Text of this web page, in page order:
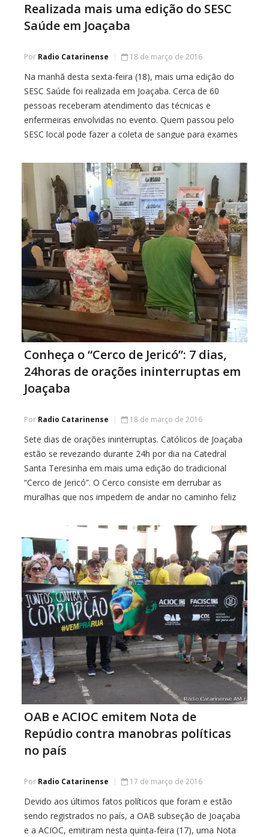
Realizada mais uma edição do SESC
Saúde em Joaçaba
Por Radio Catarinense 18 de março de 2016
Na manhã desta sexta-feira (18), mais uma edição do
SESC Saúde foi realizada em Joaçaba. Cerca de 60
pessoas receberam atendimento das técnicas e
enfermeiras envolvidas no evento. Quem passou pelo
SESC local pode fazer a coleta de sangue para exames
retirar as medidas para a […]
Conheça o “Cerco de Jericó”: 7 dias,
24horas de orações ininterruptas em
Joaçaba
Por Radio Catarinense 18 de março de 2016
Sete dias de orações ininterruptas. Católicos de Joaçaba
estão se revezando durante 24h por dia na Catedral
Santa Teresinha em mais uma edição do tradicional
“Cerco de Jericó”. O Cerco consiste em derrubar as
muralhas que nos impedem de andar no caminho feliz
e movimentos estão se revezando […]
OAB e ACIOC emitem Nota de
Repúdio contra manobras políticas
no país
Por Radio Catarinense 17 de março de 2016
Devido aos últimos fatos políticos que foram e estão
sendo registrados no país, a OAB subseção de Joaçaba
e a ACIOC, emitiram nesta quinta-feira (17), uma Nota